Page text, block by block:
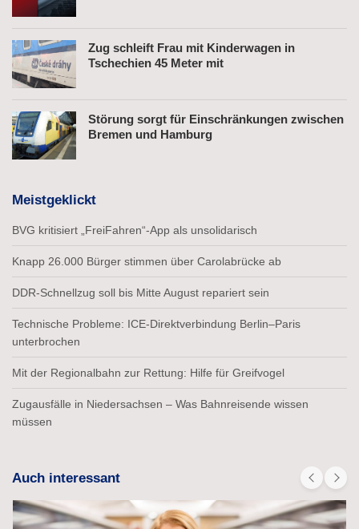
Zug schleift Frau mit Kinderwagen in
Tschechien 45 Meter mit
Störung sorgt für Einschränkungen zwischen
Bremen und Hamburg
Meistgeklickt
BVG kritisiert „FreiFahren“-App als unsolidarisch
Knapp 26.000 Bürger stimmen über Carolabrücke ab
DDR-Schnellzug soll bis Mitte August repariert sein
Technische Probleme: ICE-Direktverbindung Berlin–Paris
unterbrochen
Mit der Regionalbahn zur Rettung: Hilfe für Greifvogel
Zugausfälle in Niedersachsen – Was Bahnreisende wissen
müssen
Auch interessant